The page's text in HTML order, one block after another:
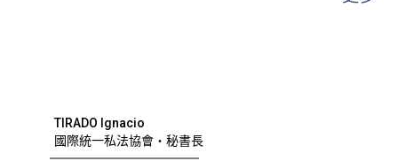
TIRADO Ignacio
國際統一私法協會・秘書長